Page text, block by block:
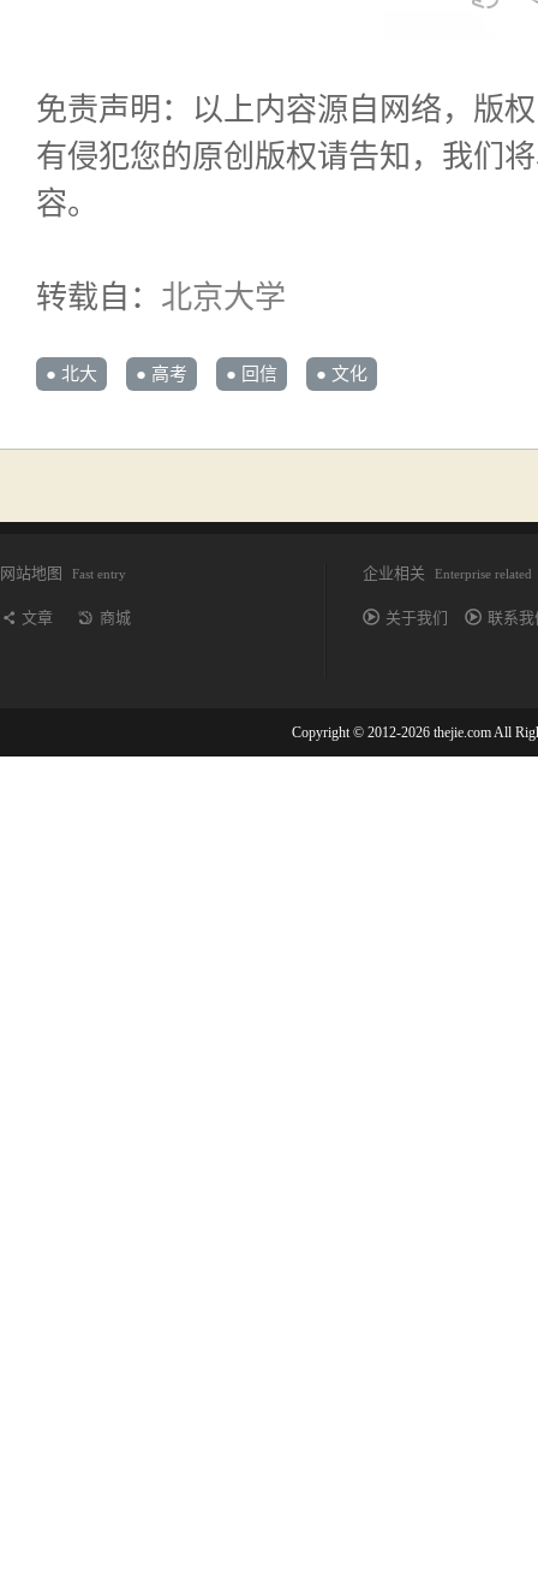
免责声明：以上内容源自网络，版
有侵犯您的原创版权请告知，我们
容。
转载自： 北京大学
● 北大 ● 高考 ● 回信 ● 文化
网站地图 Fast entry
文章 商城
企业相关 Enterprise related
关于我们 联系我
Copyright © 2012-2026 thejie.com All